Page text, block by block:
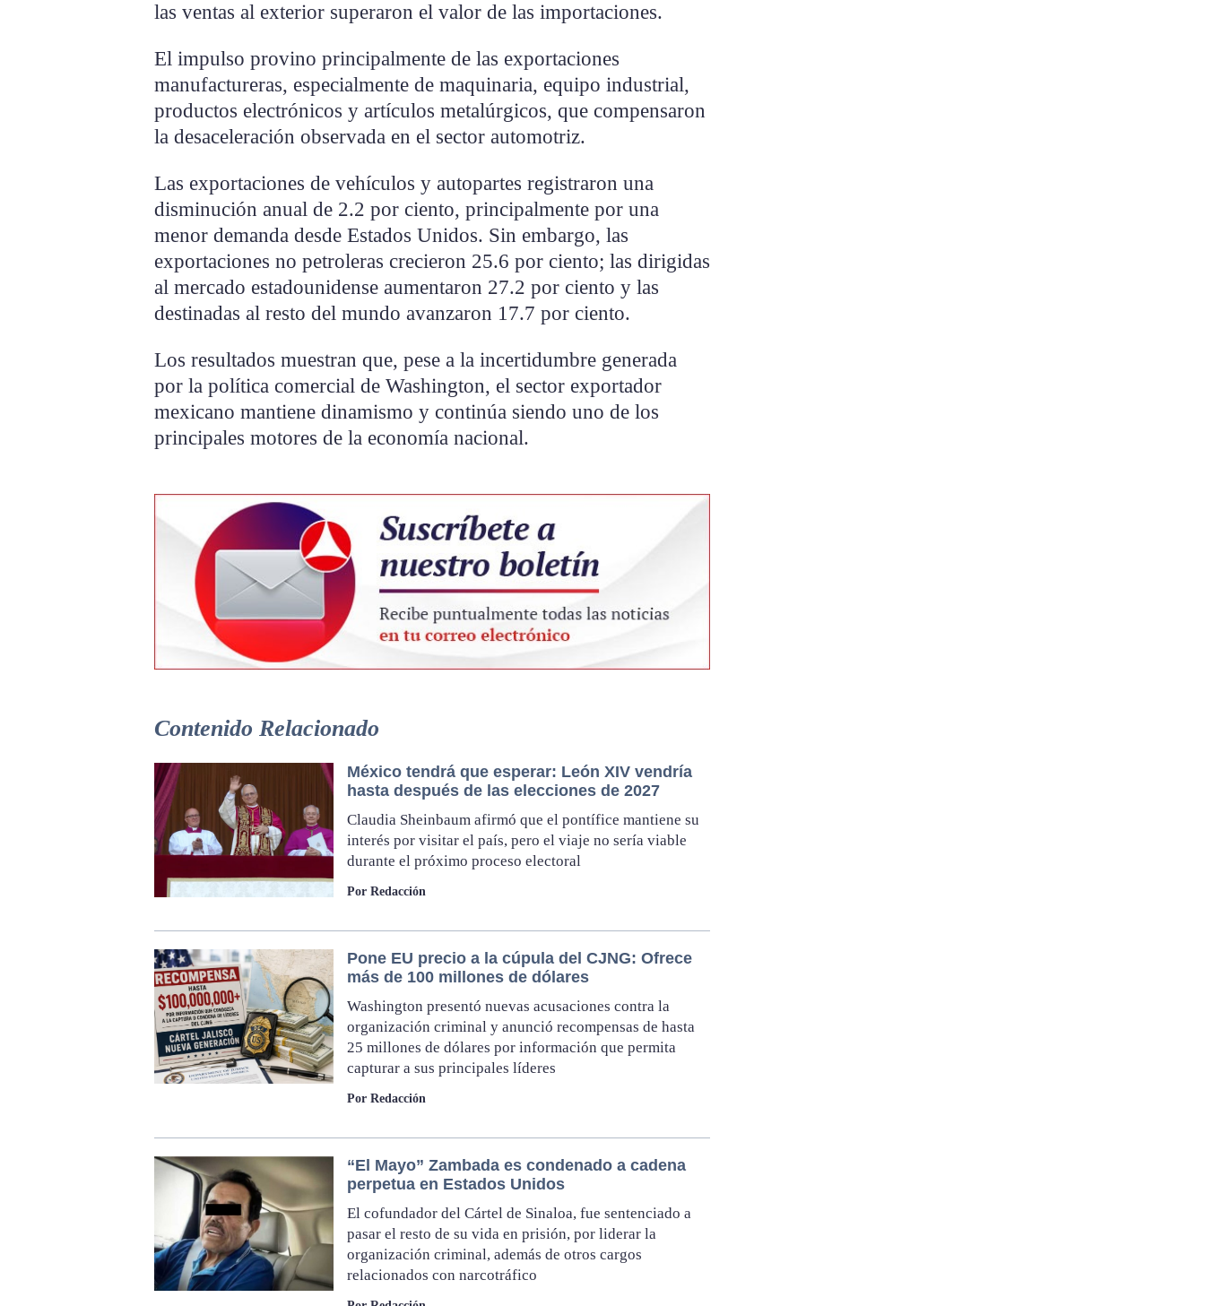
las ventas al exterior superaron el valor de las importaciones.
El impulso provino principalmente de las exportaciones
manufactureras, especialmente de maquinaria, equipo industrial,
productos electrónicos y artículos metalúrgicos, que compensaron
la desaceleración observada en el sector automotriz.
Las exportaciones de vehículos y autopartes registraron una
disminución anual de 2.2 por ciento, principalmente por una
menor demanda desde Estados Unidos. Sin embargo, las
exportaciones no petroleras crecieron 25.6 por ciento; las dirigidas
al mercado estadounidense aumentaron 27.2 por ciento y las
destinadas al resto del mundo avanzaron 17.7 por ciento.
Los resultados muestran que, pese a la incertidumbre generada
por la política comercial de Washington, el sector exportador
mexicano mantiene dinamismo y continúa siendo uno de los
principales motores de la economía nacional.
Contenido Relacionado
México tendrá que esperar: León XIV vendría
hasta después de las elecciones de 2027
Claudia Sheinbaum afirmó que el pontífice mantiene su
interés por visitar el país, pero el viaje no sería viable
durante el próximo proceso electoral
Por Redacción
Pone EU precio a la cúpula del CJNG: Ofrece
más de 100 millones de dólares
Washington presentó nuevas acusaciones contra la
organización criminal y anunció recompensas de hasta
25 millones de dólares por información que permita
capturar a sus principales líderes
Por Redacción
“El Mayo” Zambada es condenado a cadena
perpetua en Estados Unidos
El cofundador del Cártel de Sinaloa, fue sentenciado a
pasar el resto de su vida en prisión, por liderar la
organización criminal, además de otros cargos
relacionados con narcotráfico